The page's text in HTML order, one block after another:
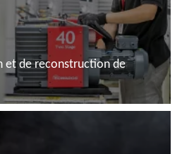
et de reconstruction de